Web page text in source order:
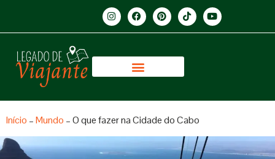
Início –Mundo –O que fazer na Cidade do Cabo